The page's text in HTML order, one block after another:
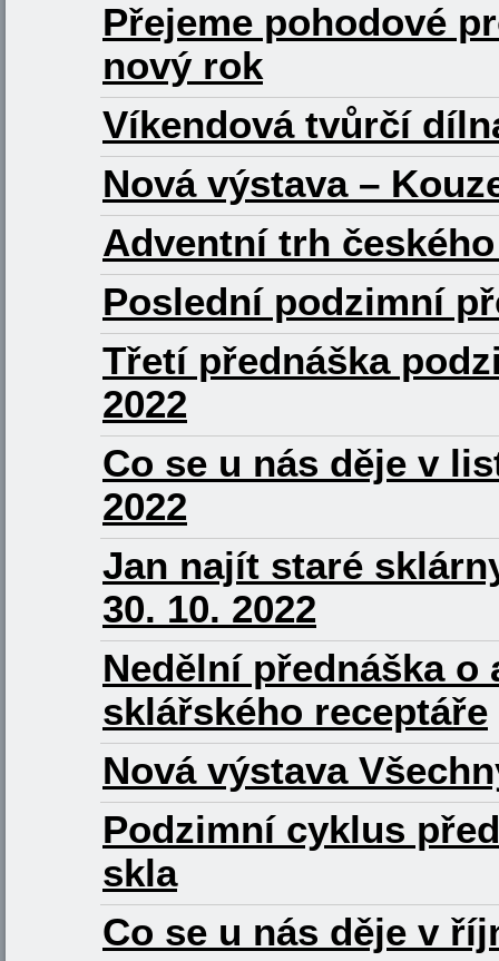
Přejeme pohodové
nový rok
Víkendová tvůrčí
Nová výstava –
Adventní trh
Poslední podzimní
Třetí přednáška
2022
Co se u nás děje v
2022
Jan najít staré
30. 10. 2022
Nedělní přednáška
sklářského receptáře
Nová výstava
Podzimní cyklus
skla
Co se u nás děje v